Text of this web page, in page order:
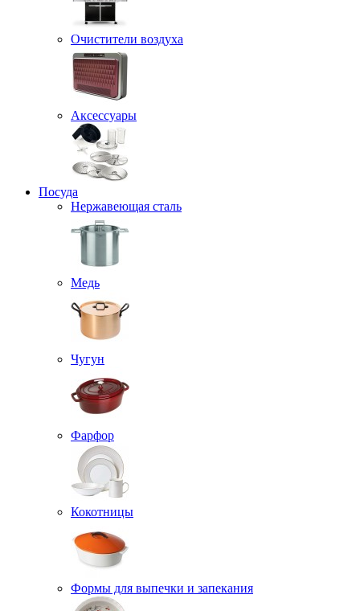
Очистители воздуха
Аксессуары
Посуда
Нержавеющая сталь
Медь
Чугун
Фарфор
Кокотницы
Формы для выпечки и запекания